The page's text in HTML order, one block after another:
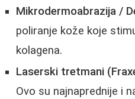
Mikrodermoabrazija /
poliranje kože koje
kolagena.
Laserski tretmani
Ovo su najnaprednije i